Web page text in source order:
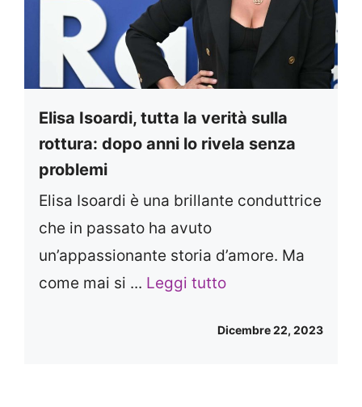
Elisa Isoardi, tutta la verità sulla
rottura: dopo anni lo rivela senza
problemi
Elisa Isoardi è una brillante conduttrice
che in passato ha avuto
un’appassionante storia d’amore. Ma
come mai si ... Leggi tutto
Dicembre 22, 2023